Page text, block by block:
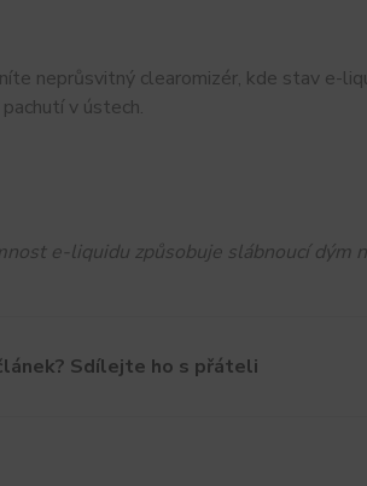
neprůsvitný clearomizér, kde stav e-
v ústech.
e-liquidu způsobuje slábnoucí dým
Sdílejte ho s přáteli